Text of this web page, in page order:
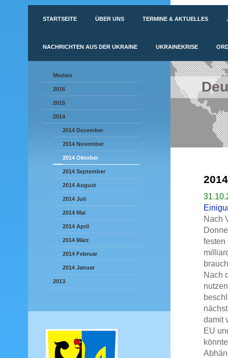
STARTSEITE ÜBER UNS TERMINE & AKTUELLES
NACHRICHTEN AUS DER UKRAINE UKRAINEKRISE
Medien
2016
2015
2014
2014 Dezember
2014 November
2014 Oktober
2014 September
2014 August
2014 Juli
2014 Mai
2014 April
2014 März
2014 Februar
2014 Januar
2013
Nach
festen
Nach
damit
EU